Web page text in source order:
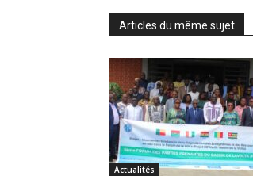
Articles du même sujet
Actualités